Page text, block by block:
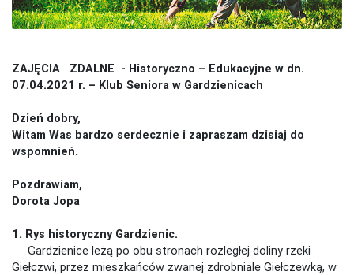
ZAJĘCIA ZDALNE - Historyczno – Edukacyjne w dn.
07.04.2021 r. – Klub Seniora w Gardzienicach
Dzień dobry,
Witam Was bardzo serdecznie i zapraszam dzisiaj do
wspomnień.
Pozdrawiam,
Dorota Jopa
1. Rys historyczny Gardzienic.
Gardzienice leżą po obu stronach rozległej doliny rzeki
Giełczwi, przez mieszkańców zwanej zdrobniale Giełczewką, w